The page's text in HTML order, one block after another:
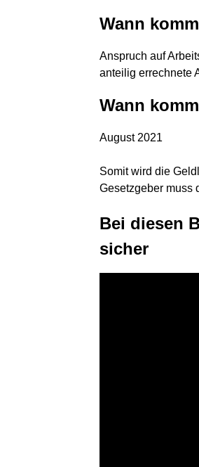
Wann
Anspruch auf
anteilig errechnete
Wann
August 2021
Somit wird die
Gesetzgeber muss
Bei diesen
sicher